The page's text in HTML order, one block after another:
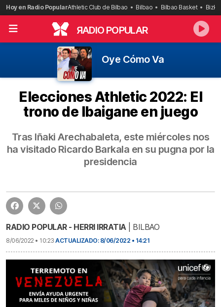
Saltar
al
contenido
Hoy en Radio PopularAthletic Club de Bilbao Bilbao Bilbao Basket
RADIO POPULAR
Oye Cómo Va
Elecciones Athletic 2022: El
trono de Ibaigane en juego
Tras Iñaki Arechabaleta, este miércoles nos
ha visitado Ricardo Barkala en su pugna por la
presidencia
RADIO POPULAR - HERRI IRRATIA| BILBAO
8/06/2022 • 10:23 ACTUALIZADO: 8/06/2022 • 14:21